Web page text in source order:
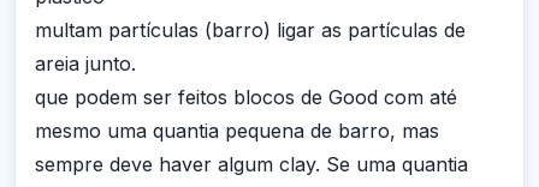
multam partículas (barro) ligar as partículas de
areia junto.
que podem ser feitos blocos de Good com até
mesmo uma quantia pequena de barro, mas
sempre deve haver algum clay. Se uma quantia